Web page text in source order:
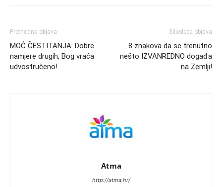
Prethodna objava
MOĆ ČESTITANJA: Dobre
namjere drugih, Bog vraća
udvostručeno!
Slijedeća objava
8 znakova da se trenutno
nešto IZVANREDNO događa
na Zemlji!
Atma
http://atma.hr/